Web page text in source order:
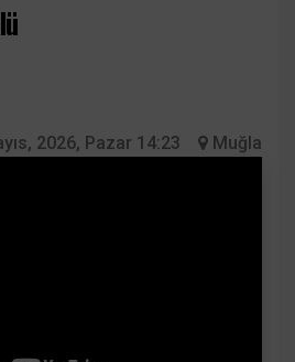
2026, Pazar 14:23 Muğla